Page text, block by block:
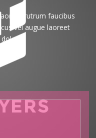
rutrum faucibus
vel augue laoreet